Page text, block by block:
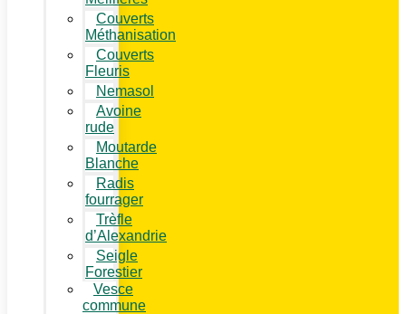
Couverts
Méthanisation
Couverts
Fleuris
Nemasol
Avoine
rude
Moutarde
Blanche
Radis
fourrager
Trèfle
d’Alexandrie
Seigle
Forestier
Vesce
commune